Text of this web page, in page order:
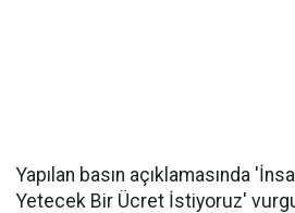
Yapılan basın açıklamasında
Yetecek Bir Ücret İstiyoruz'